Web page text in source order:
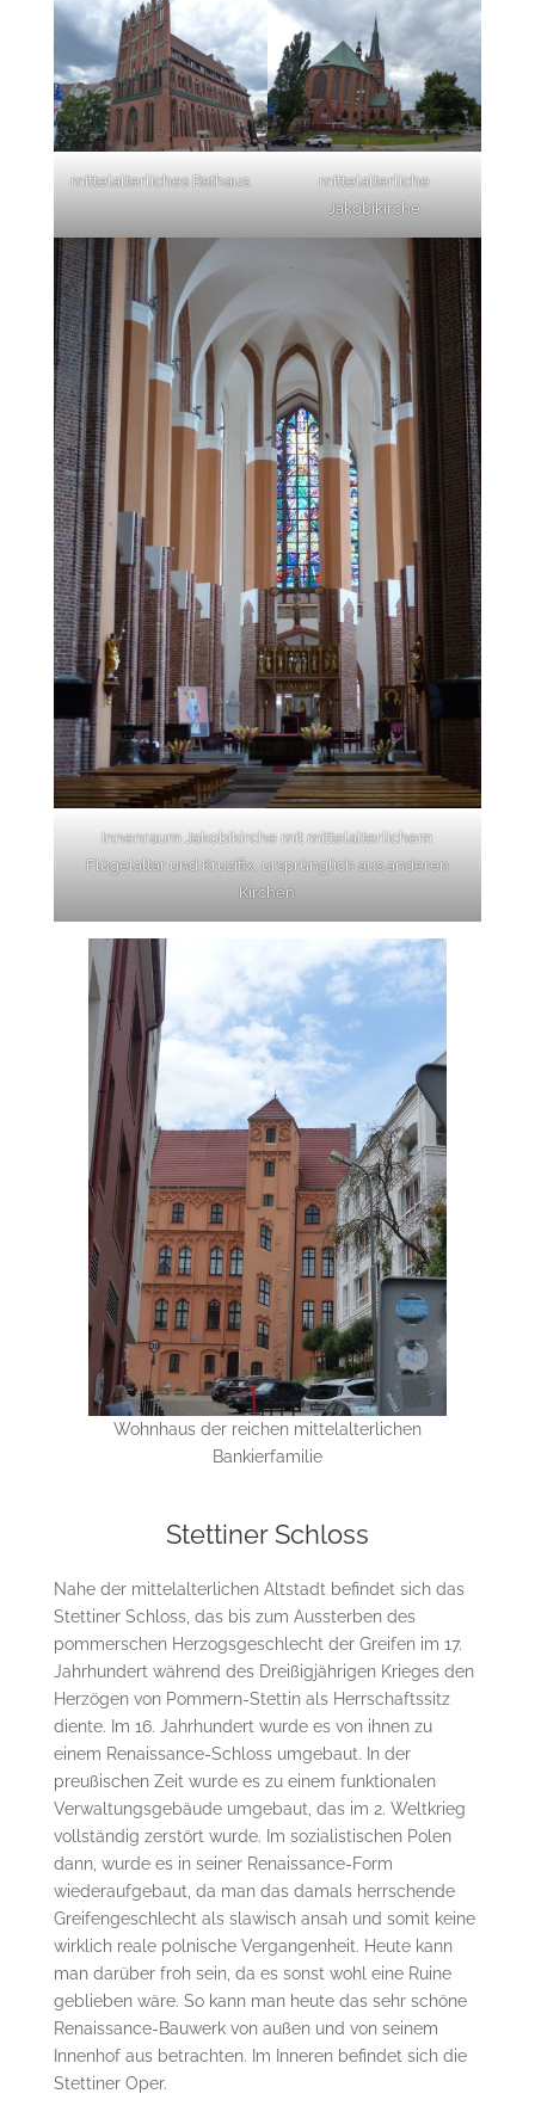
mittelalterliches Rathaus
mittelalterliche
Jakobikirche
Innenraum Jakobikirche mit mittelalterlichem
Flügelaltar und Kruzifix, ursprünglich aus anderen
Kirchen
Wohnhaus der reichen mittelalterlichen
Bankierfamilie
Stettiner Schloss
Nahe der mittelalterlichen Altstadt befindet sich das
Stettiner Schloss, das bis zum Aussterben des
pommerschen Herzogsgeschlecht der Greifen im 17.
Jahrhundert während des Dreißigjährigen Krieges den
Herzögen von Pommern-Stettin als Herrschaftssitz
diente. Im 16. Jahrhundert wurde es von ihnen zu
einem Renaissance-Schloss umgebaut. In der
preußischen Zeit wurde es zu einem funktionalen
Verwaltungsgebäude umgebaut, das im 2. Weltkrieg
vollständig zerstört wurde. Im sozialistischen Polen
dann, wurde es in seiner Renaissance-Form
wiederaufgebaut, da man das damals herrschende
Greifengeschlecht als slawisch ansah und somit keine
wirklich reale polnische Vergangenheit. Heute kann
man darüber froh sein, da es sonst wohl eine Ruine
geblieben wäre. So kann man heute das sehr schöne
Renaissance-Bauwerk von außen und von seinem
Innenhof aus betrachten. Im Inneren befindet sich die
Stettiner Oper.